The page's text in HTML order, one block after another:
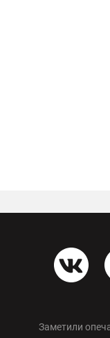
Заметили